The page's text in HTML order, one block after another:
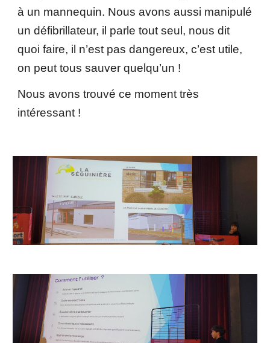
à un mannequin. Nous avons aussi manipulé
un défibrillateur, il parle tout seul, nous dit
quoi faire, il n’est pas dangereux, c’est utile,
on peut tous sauver quelqu’un !
Nous avons trouvé ce moment très
intéressant !